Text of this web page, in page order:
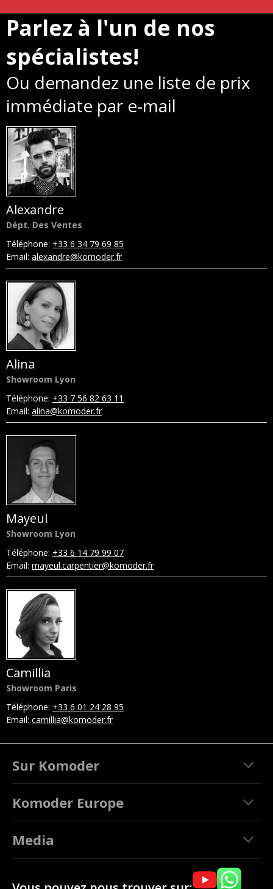
Parlez à l'un de nos
spécialistes!
Ou demandez une liste de prix
immédiate par e-mail
Alexandre
Dépt. Des Ventes
Téléphone: +33 6 34 79 69 85
Email: alexandre@komoder.fr
Alina
Showroom Lyon
Téléphone: +33 7 56 82 63 11
Email: alina@komoder.fr
Mayeul
Showroom Lyon
Téléphone: +33 6 14 79 99 07
Email: mayeul.carpentier@komoder.fr
Camillia
Showroom Paris
Téléphone: +33 6 01 24 28 95
Email: camillia@komoder.fr
Sur Komoder
Komoder Europe
Media